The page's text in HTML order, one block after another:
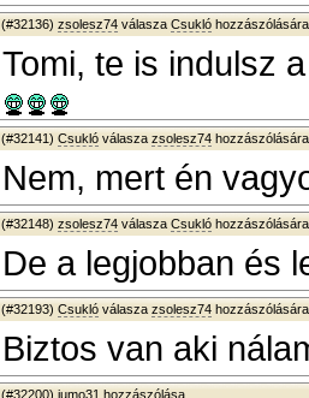
(#32136) zsolesz74 válasza Csukló
Tomi, te is indulsz
(#32141) Csukló válasza zsolesz74
Nem, mert én
(#32148) zsolesz74 válasza Csukló
De a legjobban és
(#32193) Csukló válasza zsolesz74
Biztos van aki
(#32200) jumo31 hozzászólása